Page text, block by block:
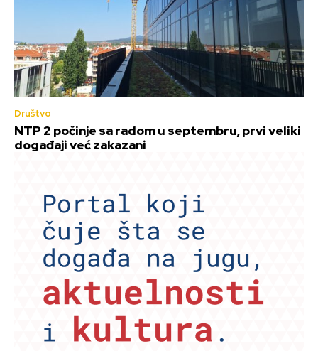
Društvo
NTP 2 počinje sa radom u septembru, prvi veliki
događaji već zakazani